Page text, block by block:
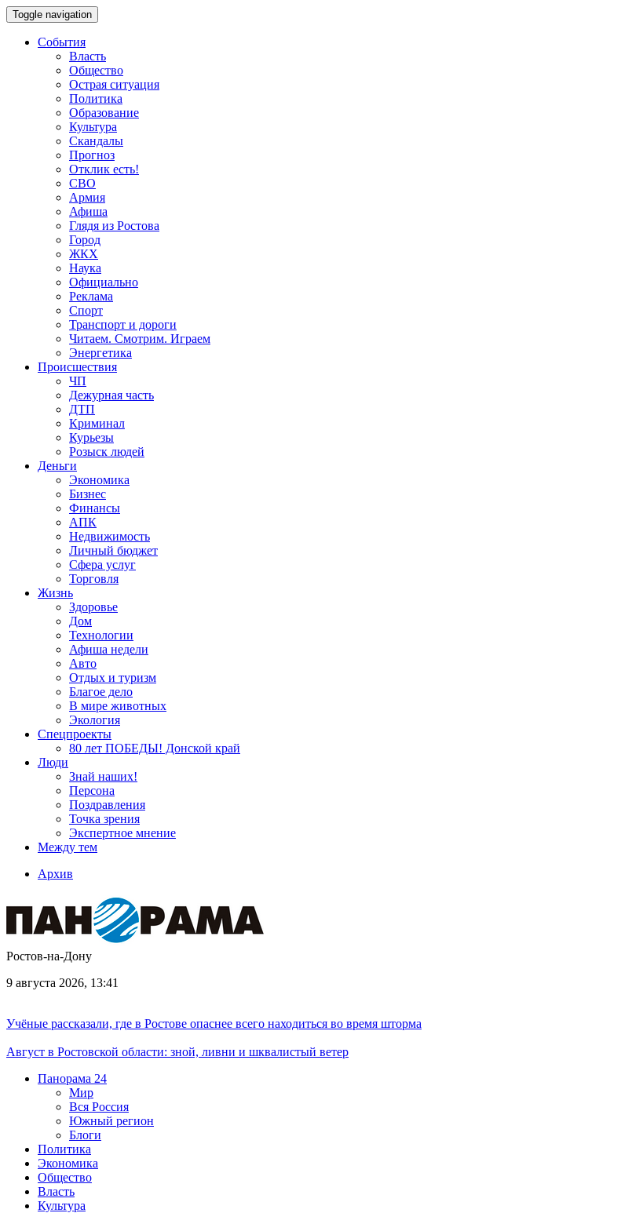
Toggle navigation
События
Власть
Общество
Острая ситуация
Политика
Образование
Культура
Скандалы
Прогноз
Отклик есть!
СВО
Армия
Афиша
Глядя из Ростова
Город
ЖКХ
Наука
Официально
Реклама
Спорт
Транспорт и дороги
Читаем. Смотрим. Играем
Энергетика
Происшествия
ЧП
Дежурная часть
ДТП
Криминал
Курьезы
Розыск людей
Деньги
Экономика
Бизнес
Финансы
АПК
Недвижимость
Личный бюджет
Сфера услуг
Торговля
Жизнь
Здоровье
Дом
Технологии
Афиша недели
Авто
Отдых и туризм
Благое дело
В мире животных
Экология
Спецпроекты
80 лет ПОБЕДЫ! Донской край
Люди
Знай наших!
Персона
Поздравления
Точка зрения
Экспертное мнение
Между тем
Архив
Ростов-на-Дону
9 августа 2026, 13:41
Учёные рассказали, где в Ростове опаснее всего находиться во время шторма
Август в Ростовской области: зной, ливни и шквалистый ветер
Панорама 24
Мир
Вся Россия
Южный регион
Блоги
Политика
Экономика
Общество
Власть
Культура